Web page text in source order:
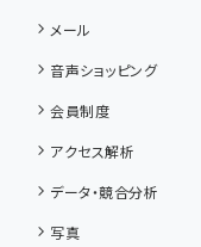
メール
音声ショッピング
会員制度
アクセス解析
データ・競合分析
写真